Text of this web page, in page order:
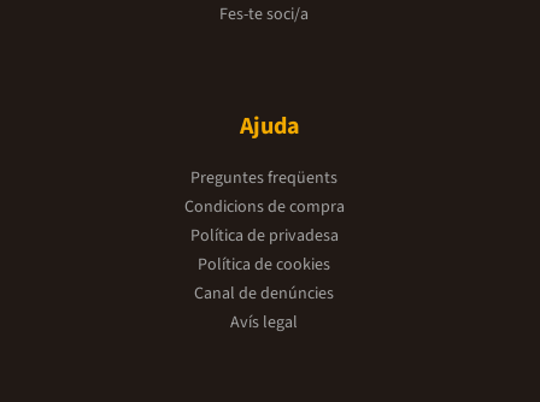
Fes-te soci/a
Ajuda
Preguntes freqüents
Condicions de compra
Política de privadesa
Política de cookies
Canal de denúncies
Avís legal